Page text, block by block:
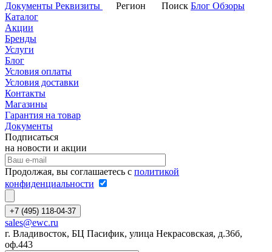
Документы Реквизиты Регион Поиск Блог Обзоры
Каталог
Акции
Бренды
Услуги
Блог
Условия оплаты
Условия доставки
Контакты
Магазины
Гарантия на товар
Документы
Подписаться
на новости и акции
Продолжая, вы соглашаетесь с политикой
конфиденциальности
+7 (495) 118-04-37
sales@ewc.ru
г. Владивосток, БЦ Пасифик, улица Некрасовская, д.36б,
оф.443